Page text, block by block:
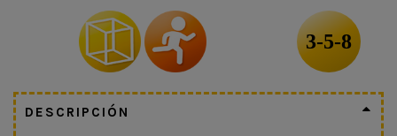
3-5-8
DESCRIPCIÓN